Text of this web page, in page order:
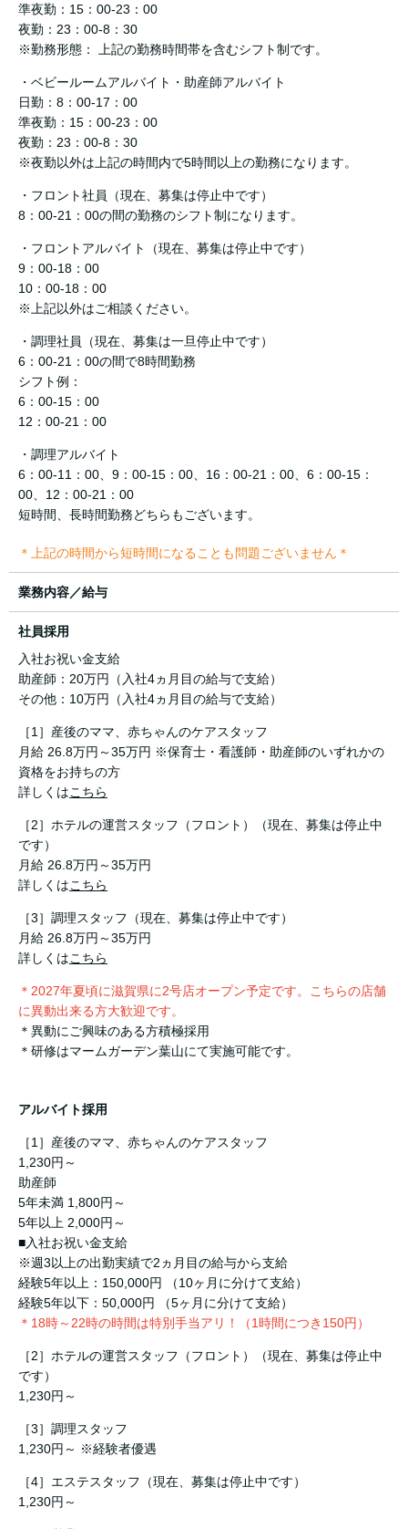
準夜勤：15：00-23：00
夜勤：23：00-8：30
※勤務形態： 上記の勤務時間帯を含むシフト制です。
・ベビールームアルバイト・助産師アルバイト
日勤：8：00-17：00
準夜勤：15：00-23：00
夜勤：23：00-8：30
※夜勤以外は上記の時間内で5時間以上の勤務になります。
・フロント社員（現在、募集は停止中です）
8：00-21：00の間の勤務のシフト制になります。
・フロントアルバイト（現在、募集は停止中です）
9：00-18：00
10：00-18：00
※上記以外はご相談ください。
・調理社員（現在、募集は一旦停止中です）
6：00-21：00の間で8時間勤務
シフト例：
6：00-15：00
12：00-21：00
・調理アルバイト
6：00-11：00、9：00-15：00、16：00-21：00、6：00-15：
00、12：00-21：00
短時間、長時間勤務どちらもございます。
＊上記の時間から短時間になることも問題ございません＊
業務内容／給与
社員採用
入社お祝い金支給
助産師：20万円（入社4ヵ月目の給与で支給）
その他：10万円（入社4ヵ月目の給与で支給）
［1］産後のママ、赤ちゃんのケアスタッフ
月給 26.8万円～35万円 ※保育士・看護師・助産師のいずれかの
資格をお持ちの方
詳しくはこちら
［2］ホテルの運営スタッフ（フロント）（現在、募集は停止中
です）
月給 26.8万円～35万円
詳しくはこちら
［3］調理スタッフ（現在、募集は停止中です）
月給 26.8万円～35万円
詳しくはこちら
＊2027年夏頃に滋賀県に2号店オープン予定です。こちらの店舗
に異動出来る方大歓迎です。
＊異動にご興味のある方積極採用
＊研修はマームガーデン葉山にて実施可能です。
アルバイト採用
［1］産後のママ、赤ちゃんのケアスタッフ
1,230円～
助産師
5年未満 1,800円～
5年以上 2,000円～
■入社お祝い金支給
※週3以上の出勤実績で2ヵ月目の給与から支給
経験5年以上：150,000円 （10ヶ月に分けて支給）
経験5年以下：50,000円 （5ヶ月に分けて支給）
＊18時～22時の時間は特別手当アリ！（1時間につき150円）
［2］ホテルの運営スタッフ（フロント）（現在、募集は停止中
です）
1,230円～
［3］調理スタッフ
1,230円～ ※経験者優遇
［4］エステスタッフ（現在、募集は停止中です）
1,230円～